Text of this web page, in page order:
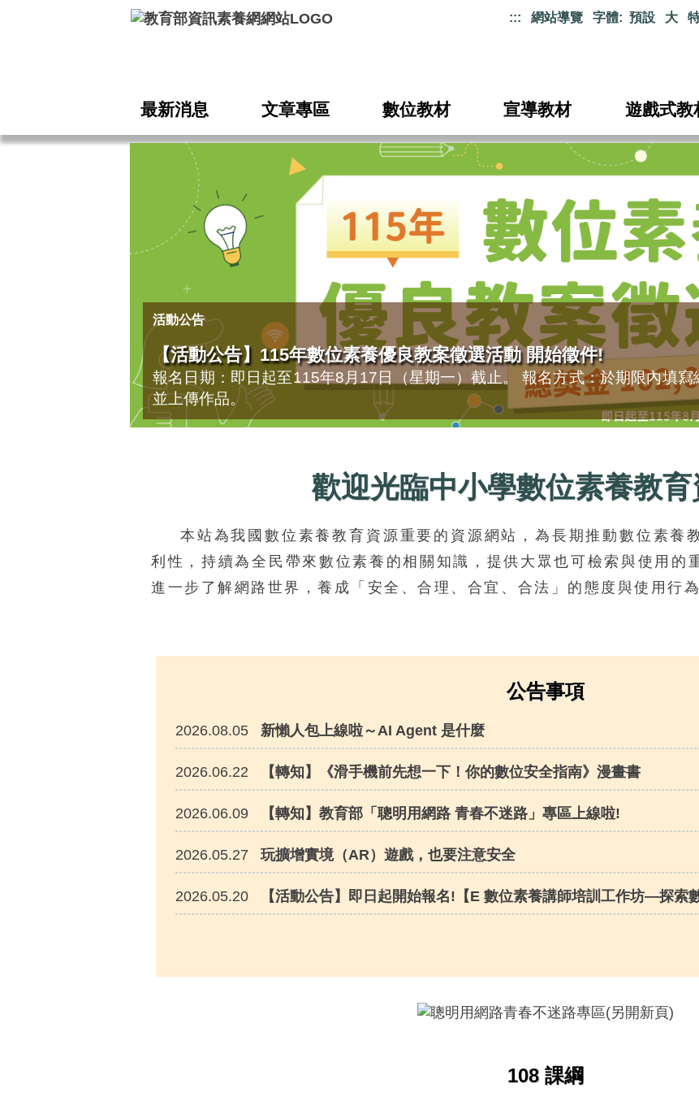
::: 網站導覽 字體: 預設 大
最新消息 文章專區 數位教材 宣導教材 遊戲式教
活動公告
【活動公告】115年數位素養優良教案徵選活動 開始徵件!
報名日期：即日起至115年8月17日（星期一）截止。 報名方式：於期限內填寫
並上傳作品。
歡迎光臨中小學數位素養教育
本站為我國數位素養教育資源重要的資源網站，為長期推動數位素養
利性，持續為全民帶來數位素養的相關知識，提供大眾也可檢索與使用的
進一步了解網路世界，養成「安全、合理、合宜、合法」的態度與使用行
公告事項
2026.08.05 新懶人包上線啦～AI Agent 是什麼
2026.06.22 【轉知】《滑手機前先想一下！你的數位安全指南》漫畫書
2026.06.09 【轉知】教育部「聰明用網路 青春不迷路」專區上線啦!
2026.05.27 玩擴增實境（AR）遊戲，也要注意安全
2026.05.20 【活動公告】即日起開始報名!【E 數位素養講師培訓工作坊—探索
108 課綱